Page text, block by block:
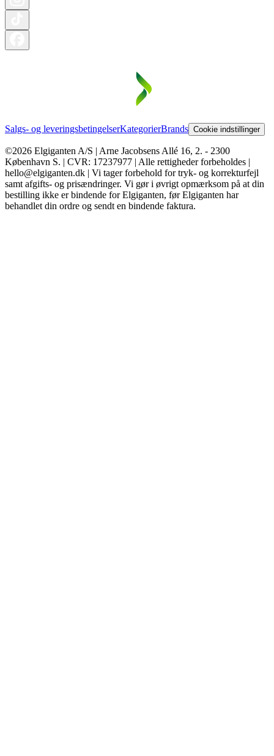
Salgs- og leveringsbetingelserKategorierBrands Cookie indstillinger
©2026 Elgiganten A/S | Arne Jacobsens Allé 16, 2. - 2300
København S. | CVR: 17237977 | Alle rettigheder forbeholdes |
hello@elgiganten.dk | Vi tager forbehold for tryk- og korrekturfejl
samt afgifts- og prisændringer. Vi gør i øvrigt opmærksom på at din
bestilling ikke er bindende for Elgiganten, før Elgiganten har
behandlet din ordre og sendt en bindende faktura.